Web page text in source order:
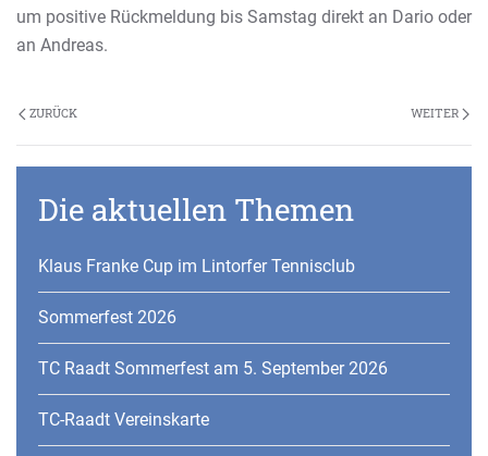
um positive Rückmeldung bis Samstag direkt an Dario oder
an Andreas.
ZURÜCK WEITER
Die aktuellen Themen
Klaus Franke Cup im Lintorfer Tennisclub
Sommerfest 2026
TC Raadt Sommerfest am 5. September 2026
TC-Raadt Vereinskarte